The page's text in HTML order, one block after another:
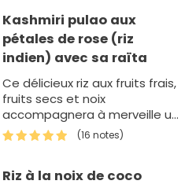
Kashmiri pulao aux
pétales de rose (riz
indien) avec sa raïta
Ce délicieux riz aux fruits frais,
fruits secs et noix
accompagnera à merveille un
bon curry, un korma ou un
tandoori.
(16 notes)
Riz à la noix de coco